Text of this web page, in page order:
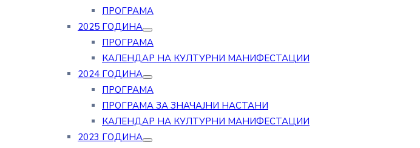
ПРОГРАМА
2025 ГОДИНА
ПРОГРАМА
КАЛЕНДАР НА КУЛТУРНИ МАНИФЕСТАЦИИ
2024 ГОДИНА
ПРОГРАМА
ПРОГРАМА ЗА ЗНАЧАЈНИ НАСТАНИ
КАЛЕНДАР НА КУЛТУРНИ МАНИФЕСТАЦИИ
2023 ГОДИНА